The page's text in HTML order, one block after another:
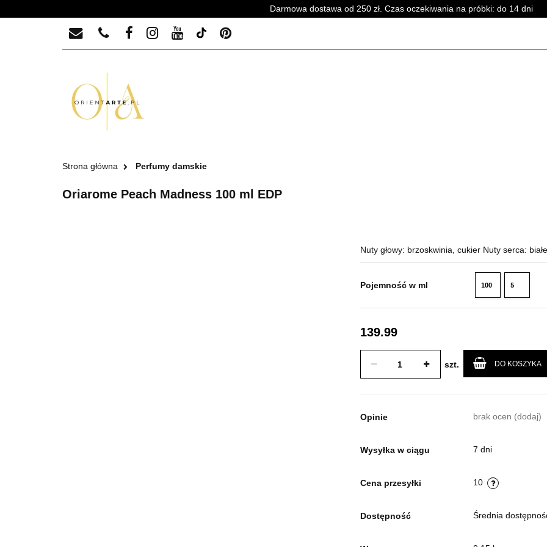
Darmowa dostawa od 250 zł. Czas oczekiwania na próbki: do 14 dni
PERFUMY MĘSKIE
Strona główna Perfumy damskie
Oriarome Peach Madness 100 ml EDP
Nuty głowy: brzoskwinia, cukier Nuty serca:
Pojemność w ml
100
ml
5
ml
139.99
szt. DO KOSZYKA
Opinie brak ocen (dodaj)
Wysyłka w ciągu 7 dni
Cena przesyłki 10
Dostępność Średnia